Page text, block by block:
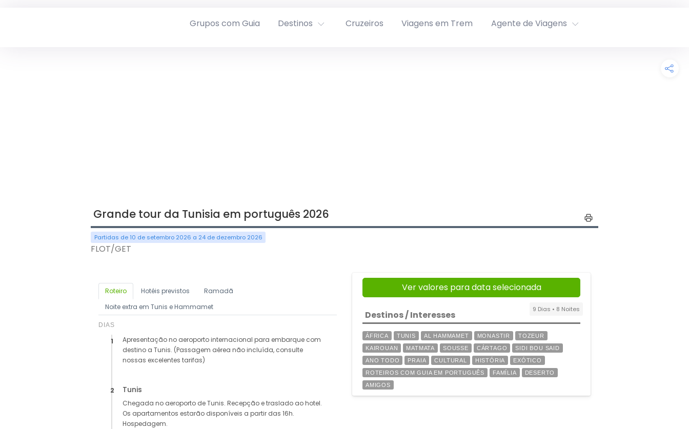
Grupos com Guia Destinos Cruzeiros Viagens em Trem Agente de Viagens
Grande tour da Tunisia em português 2026
Partidas de 10 de setembro 2026 a 24 de dezembro 2026
FLOT/GET
Roteiro Hotéis previstos
Ramadã
Noite extra em Tunis e Hammamet
DIAS
1
Apresentação no aeroporto internacional para embarque com
destino a Tunis. (Passagem aérea não incluída, consulte
nossas excelentes tarifas)
2 Tunis
Chegada no aeroporto de Tunis. Recepção e traslado ao hotel.
Os apartamentos estarão disponíveis a partir das 16h.
Hospedagem.
Ver valores para data selecionada
9 Dias • 8 Noites
Destinos / Interesses
ÁFRICA TUNIS AL HAMMAMET MONASTIR
TOZEUR
KAIROUAN
MATMATA SOUSSE CÁRTAGO
SIDI BOU SAID
ANO TODO
PRAIA CULTURAL HISTÓRIA
EXÓTICO
ROTEIROS COM GUIA EM PORTUGUÊS
FAMÍLIA
DESERTO
AMIGOS